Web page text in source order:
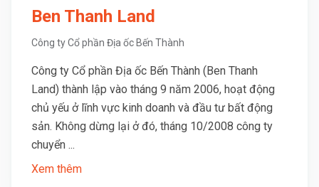
Ben Thanh Land
Công ty Cổ phần Địa ốc Bến Thành
Công ty Cổ phần Địa ốc Bến Thành (Ben Thanh
Land) thành lập vào tháng 9 năm 2006, hoạt động
chủ yếu ở lĩnh vực kinh doanh và đầu tư bất động
sản. Không dừng lại ở đó, tháng 10/2008 công ty
chuyển ...
Xem thêm